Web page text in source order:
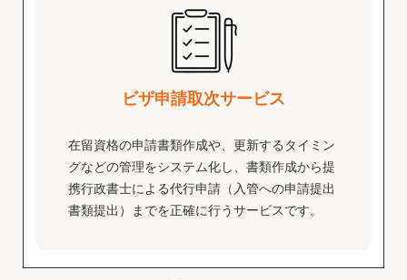
ビザ申請取次サービス
在留資格の申請書類作成や、更新するタイミン
グなどの管理をシステム化し、書類作成から提
携行政書士による代行申請（入管への申請提出
書類提出）までを正確に行うサービスです。